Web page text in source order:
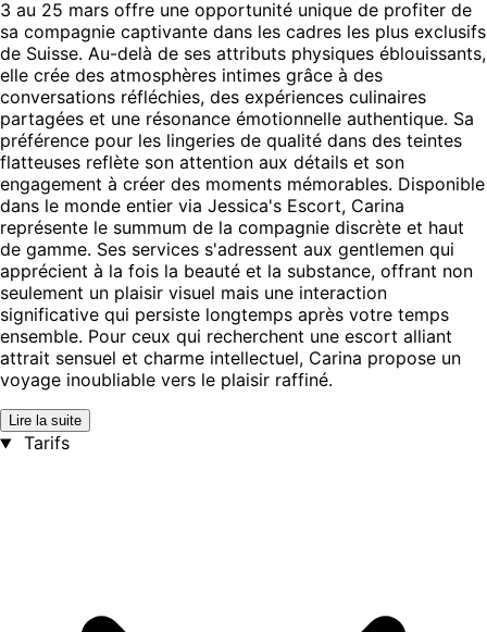
3 au 25 mars offre une opportunité unique de profiter de
sa compagnie captivante dans les cadres les plus exclusifs
de Suisse. Au-delà de ses attributs physiques éblouissants,
elle crée des atmosphères intimes grâce à des
conversations réfléchies, des expériences culinaires
partagées et une résonance émotionnelle authentique. Sa
préférence pour les lingeries de qualité dans des teintes
flatteuses reflète son attention aux détails et son
engagement à créer des moments mémorables. Disponible
dans le monde entier via Jessica's Escort, Carina
représente le summum de la compagnie discrète et haut
de gamme. Ses services s'adressent aux gentlemen qui
apprécient à la fois la beauté et la substance, offrant non
seulement un plaisir visuel mais une interaction
significative qui persiste longtemps après votre temps
ensemble. Pour ceux qui recherchent une escort alliant
attrait sensuel et charme intellectuel, Carina propose un
voyage inoubliable vers le plaisir raffiné.
Lire la suite
Tarifs